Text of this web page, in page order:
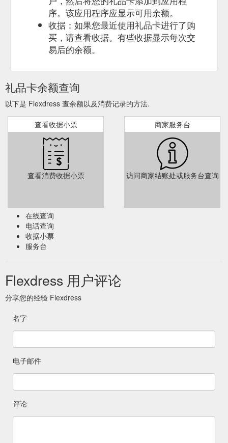
序。该应用程序应显示可用余额。
收据：如果您最近使用礼品卡进行了购
买，请查看收据。有些收据显示每次交
易后的余额。
礼品卡余额查询
以下是 Flexdress 查余额以及消费记录的方法.
查看收据小票
查看消费收据小票
商家服务台
访问商家结账处或服务台查询
在线查询
电话查询
收据小票
服务台
Flexdress 用户评论
分享您的经验 Flexdress
名字
电子邮件
评论